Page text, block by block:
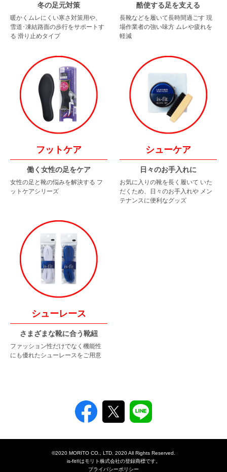
冬の足元対策
暖かくムレにくい寒さ対策用や、
雪道･凍結路面の歩行をサポートす
る 滑り止めタイプ
酷使する足を支える
長靴などを履いて長時間過ごす 現
場作業者の強い味方 ムレや疲れを
軽減
フットケア
働く女性の足をケア
女性の足と靴の悩みを解決する フ
ットケアシリーズ
シューケア
日々のお手入れに
お気に入りの靴を長く履いて いた
だくため、日々のお手入れや メン
テナンスに便利なグッズ
シューレース
さまざまな靴に合う靴紐
ファッション性だけでなく 機能性
にも優れたシューレースをご用意
©2020 MORITO CO., LTD. 2020 All Rights Reserved.
is-fit®はモリト株式会社の登録商標です。
プライバシーポリシー